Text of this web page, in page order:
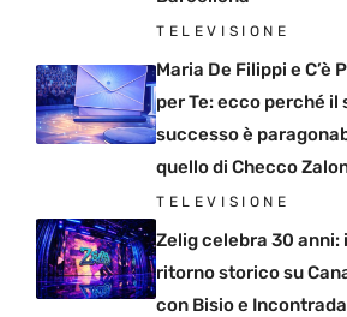
TELEVISIONE
Maria De Filippi e C’è
per Te: ecco perché il
successo è
quello di Checco
TELEVISIONE
Zelig celebra 30 anni:
ritorno storico su
con Bisio e Incontrada